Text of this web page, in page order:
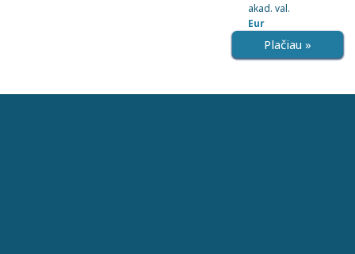
akad. val.
Eur
Plačiau »